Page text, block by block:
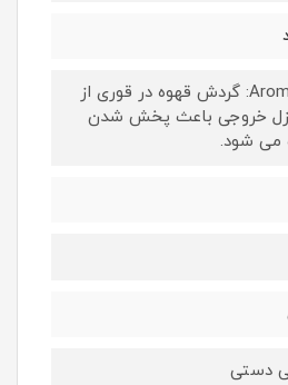
تکنولوژی Aroma twister: گردش قهوه در قوری از
خروجی باعث پخش شدن
می شود.
دستی